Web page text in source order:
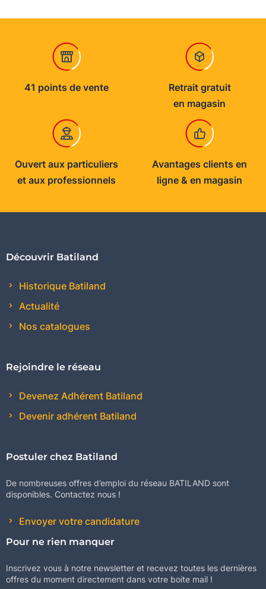
41 points de vente
Retrait gratuit
en magasin
Ouvert aux particuliers
et aux professionnels
Avantages clients en
ligne & en magasin
Découvrir Batiland
Historique Batiland
Actualité
Nos catalogues
Rejoindre le réseau
Devenez Adhérent Batiland
Devenir adhérent Batiland
Postuler chez Batiland
De nombreuses offres d’emploi du réseau BATILAND sont
disponibles. Contactez nous !
Envoyer votre candidature
Pour ne rien manquer
Inscrivez vous à notre newsletter et recevez toutes les dernières
offres du moment directement dans votre boite mail !